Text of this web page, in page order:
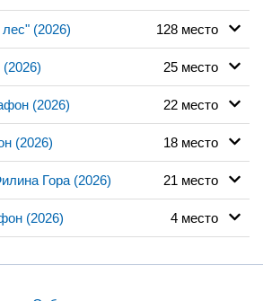
(2026) 128 место
25 место
(2026) 22 место
(2026) 18 место
Гора (2026) 21 место
(2026) 4 место